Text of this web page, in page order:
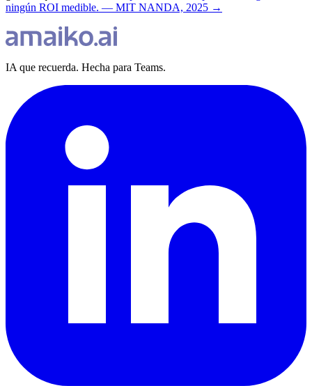
ningún ROI medible. — MIT NANDA, 2025 →
IA que recuerda. Hecha para Teams.